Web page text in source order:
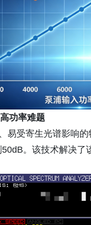
功率难题
易受寄生光谱影响
。该技术解决